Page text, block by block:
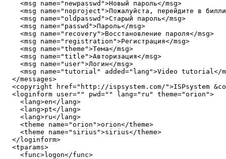
    <msg name="newpasswd">Новый пароль</msg>
<msg name="noproject">Пожалуйста, перейдите в
    <msg name="oldpasswd">Старый пароль</msg>
    <msg name="passwd">Пароль</msg>
    <msg name="recovery">Восстановление пароля</msg>
    <msg name="registration">Регистрация</msg>
    <msg name="theme">Тема</msg>
    <msg name="title">Авторизация</msg>
    <msg name="user">Логин</msg>
<msg name="tutorial" added="lang">Video tutorial</
  </messages>
<copyright href="http://ispsystem.com/">ISPsystem
  <loginform user="" pwd="" lang="ru" theme="orion">
    <lang>en</lang>
    <lang>pt</lang>
    <lang>ru</lang>
    <theme name="orion">orion</theme>
    <theme name="sirius">sirius</theme>
  </loginform>
  <tparams>
    <func>logon</func>